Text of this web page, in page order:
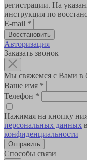
регистрации. На
инструкция по
E-mail *
Авторизация
Заказать звонок
Мы свяжемся с Вами в
Ваше имя *
Телефон *
Нажимая на кнопку
персональных данных
конфиденциальности
Способы связи